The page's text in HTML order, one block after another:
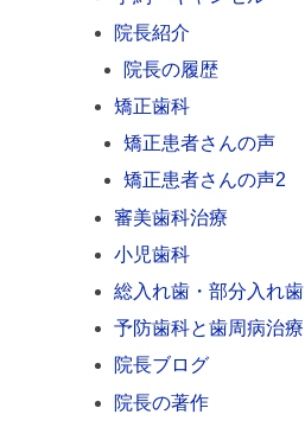
院長紹介
院長の履歴
矯正歯科
矯正患者さんの声
矯正患者さんの声2
審美歯科治療
小児歯科
総入れ歯・部分入れ歯
予防歯科と歯周病治療
院長ブログ
院長の著作